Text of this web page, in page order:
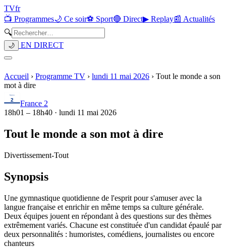
TVfr
📺 Programmes🌙 Ce soir⚽ Sport🔴 Direct▶ Replay📰 Actualités
🔍
🌙 EN DIRECT
Accueil › Programme TV › lundi 11 mai 2026 › Tout le monde a son
mot à dire
France 2
18h01 – 18h40 · lundi 11 mai 2026
Tout le monde a son mot à dire
Divertissement-Tout
Synopsis
Une gymnastique quotidienne de l'esprit pour s'amuser avec la
langue française et enrichir en même temps sa culture générale.
Deux équipes jouent en répondant à des questions sur des thèmes
extrêmement variés. Chacune est constituée d'un candidat épaulé par
deux personnalités : humoristes, comédiens, journalistes ou encore
chanteurs